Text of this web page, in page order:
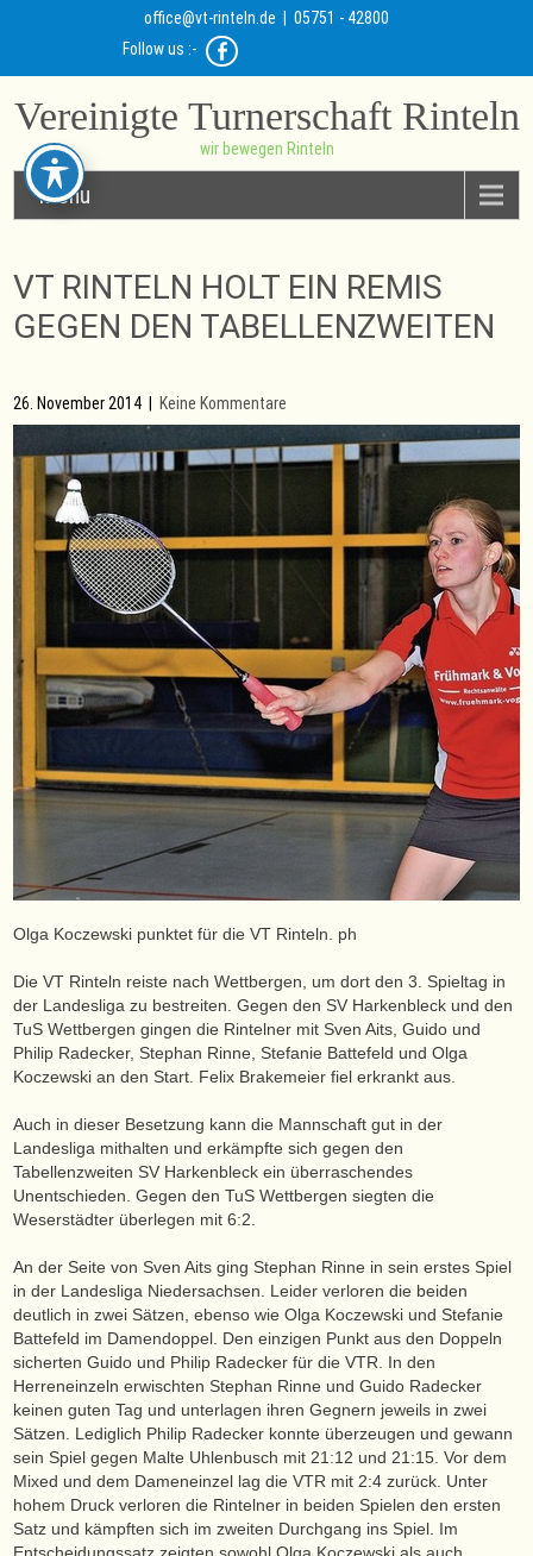
office@vt-rinteln.de | 05751 - 42800
Follow us :-
Vereinigte Turnerschaft Rinteln
wir bewegen Rinteln
Menu
VT RINTELN HOLT EIN REMIS
GEGEN DEN TABELLENZWEITEN
26. November 2014 Keine Kommentare
Olga Koczewski punktet für die VT Rinteln. ph
Die VT Rinteln reiste nach Wettbergen, um dort den 3. Spieltag in
der Landesliga zu bestreiten. Gegen den SV Harkenbleck und den
TuS Wettbergen gingen die Rintelner mit Sven Aits, Guido und
Philip Radecker, Stephan Rinne, Stefanie Battefeld und Olga
Koczewski an den Start. Felix Brakemeier fiel erkrankt aus.
Auch in dieser Besetzung kann die Mannschaft gut in der
Landesliga mithalten und erkämpfte sich gegen den
Tabellenzweiten SV Harkenbleck ein überraschendes
Unentschieden. Gegen den TuS Wettbergen siegten die
Weserstädter überlegen mit 6:2.
An der Seite von Sven Aits ging Stephan Rinne in sein erstes Spiel
in der Landesliga Niedersachsen. Leider verloren die beiden
deutlich in zwei Sätzen, ebenso wie Olga Koczewski und Stefanie
Battefeld im Damendoppel. Den einzigen Punkt aus den Doppeln
sicherten Guido und Philip Radecker für die VTR. In den
Herreneinzeln erwischten Stephan Rinne und Guido Radecker
keinen guten Tag und unterlagen ihren Gegnern jeweils in zwei
Sätzen. Lediglich Philip Radecker konnte überzeugen und gewann
sein Spiel gegen Malte Uhlenbusch mit 21:12 und 21:15. Vor dem
Mixed und dem Dameneinzel lag die VTR mit 2:4 zurück. Unter
hohem Druck verloren die Rintelner in beiden Spielen den ersten
Satz und kämpften sich im zweiten Durchgang ins Spiel. Im